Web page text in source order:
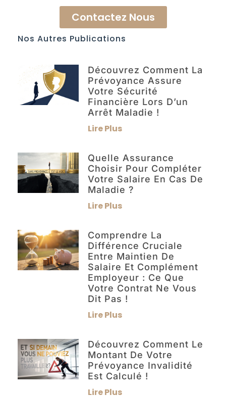
Contactez Nous
Nos Autres Publications
Découvrez Comment La
Prévoyance Assure
Votre Sécurité
Financière Lors D’un
Arrêt Maladie !
Lire Plus
Quelle Assurance
Choisir Pour Compléter
Votre Salaire En Cas De
Maladie ?
Lire Plus
Comprendre La
Différence Cruciale
Entre Maintien De
Salaire Et Complément
Employeur : Ce Que
Votre Contrat Ne Vous
Dit Pas !
Lire Plus
Découvrez Comment Le
Montant De Votre
Prévoyance Invalidité
Est Calculé !
Lire Plus